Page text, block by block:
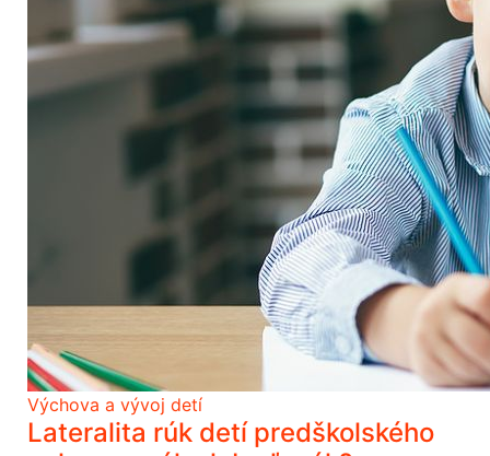
Výchova a vývoj detí
Lateralita rúk detí predškolského